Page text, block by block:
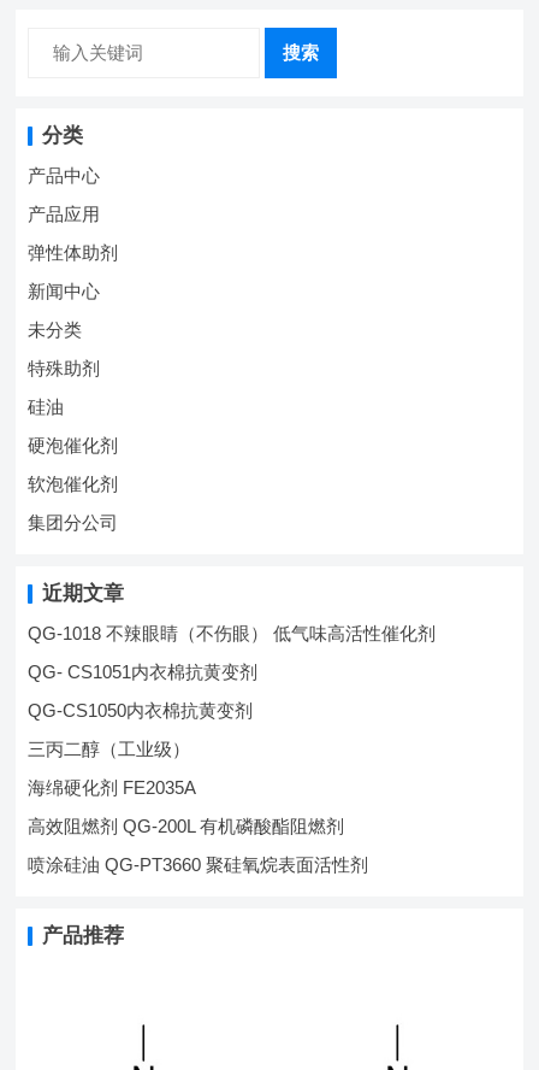
搜索
分类
产品中心
产品应用
弹性体助剂
新闻中心
未分类
特殊助剂
硅油
硬泡催化剂
软泡催化剂
集团分公司
近期文章
QG-1018 不辣眼睛（不伤眼） 低气味高活性催化剂
QG- CS1051内衣棉抗黄变剂
QG-CS1050内衣棉抗黄变剂
三丙二醇（工业级）
海绵硬化剂 FE2035A
高效阻燃剂 QG-200L 有机磷酸酯阻燃剂
喷涂硅油 QG-PT3660 聚硅氧烷表面活性剂
产品推荐